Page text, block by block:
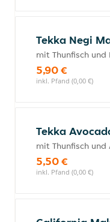
Tekka Negi
mit Thunfisch
5,90 €
inkl. Pfand (0,00 €)
Tekka
mit Thunfisch und
5,50 €
inkl. Pfand (0,00 €)